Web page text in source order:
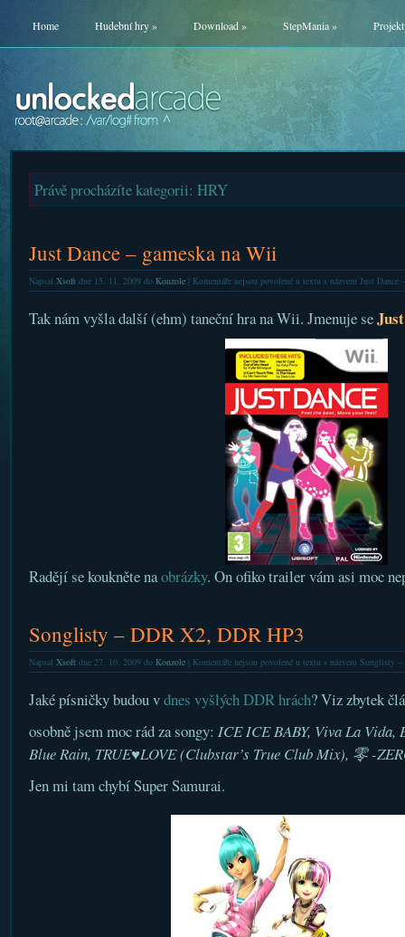
Home Hudební hry» Download» StepMania»
Právě procházíte kategorii: HRY
Just Dance – gameska na Wii
Napsal Xsoftdne 15. 11. 2009 do Konzole| Komentáře nejsou povolenéu textu s názvem Just Dance
Tak nám vyšla další (ehm) taneční hra na Wii. Jmenuje se
Radějí se koukněte naobrázky. On ofiko trailer vám asi moc
Songlisty – DDR X2, DDR HP3
Napsal Xsoftdne 27. 10. 2009 do Konzole| Komentáře nejsou povolenéu textu s názvem Songlisty
Jaké písničky budou vdnes vyšlých DDR hrách? Viz zbytek
osobně jsem moc rád za songy: ICE ICE BABY, Viva La Vida,
Blue Rain, TRUE♥LOVE (Clubstar’s True Club Mix), 零 -
Jen mi tam chybí Super Samurai.